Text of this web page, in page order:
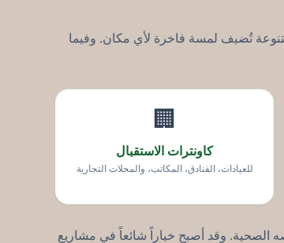
تُضيف لمسة فاخرة لأي مكان. وفيما
🏢
كاونترات الاستقبال
للعيادات، الفنادق، المكاتب، والمحلات التجارية
الصحية. وقد أصبح خياراً شائعاً في مشاريع